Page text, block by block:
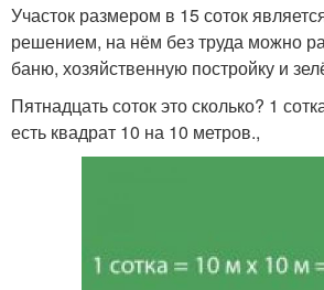
Участок размером в 15 соток
решением, на нём без труда можно
баню, хозяйственную постройку и
Пятнадцать соток это сколько? 1
есть квадрат 10 на 10 метров.,